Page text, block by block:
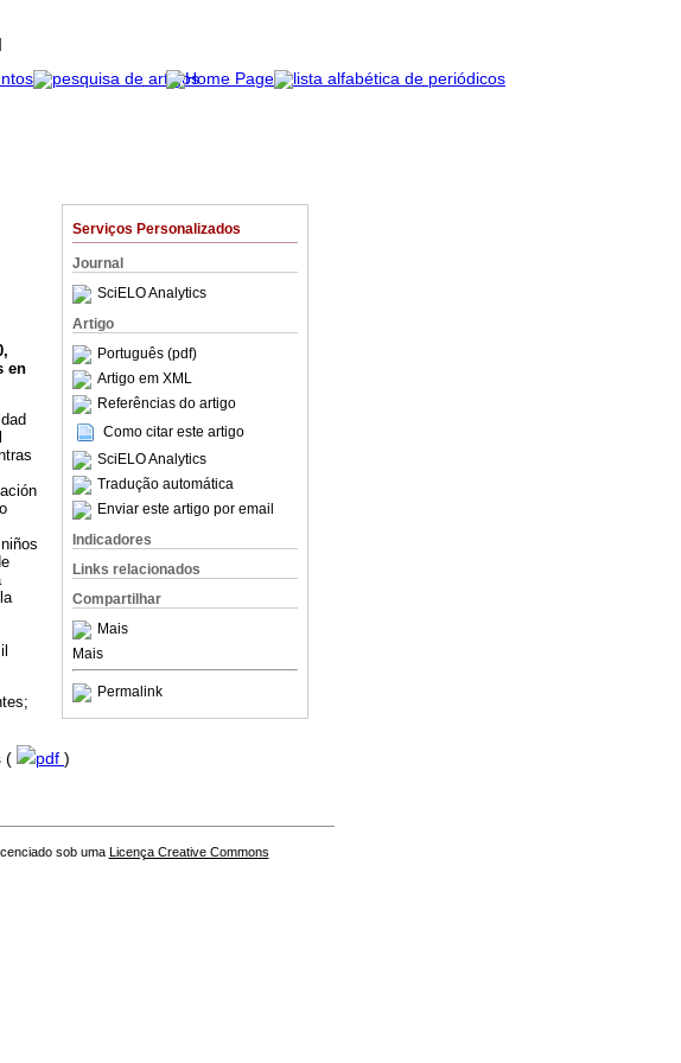
Serviços Personalizados
Journal
SciELO Analytics
Artigo
Português (pdf)
Artigo em XML
Referências do artigo
Como citar este artigo
SciELO Analytics
Tradução automática
Enviar este artigo por email
Indicadores
Links relacionados
Compartilhar
Mais
Mais
Permalink
en
( pdf )
sob uma Licença Creative Commons